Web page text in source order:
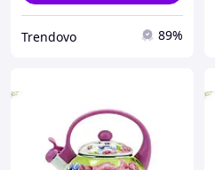
Trendovo 89%